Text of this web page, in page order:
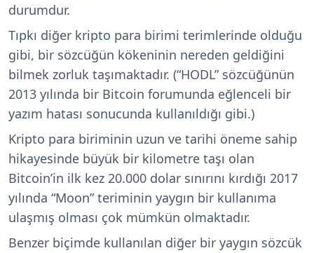
durumdur.
Tıpkı diğer kripto para birimi terimlerinde olduğu
gibi, bir sözcüğün kökeninin nereden geldiğini
bilmek zorluk taşımaktadır. (“HODL” sözcüğünün
2013 yılında bir Bitcoin forumunda eğlenceli bir
yazım hatası sonucunda kullanıldığı gibi.)
Kripto para biriminin uzun ve tarihi öneme sahip
hikayesinde büyük bir kilometre taşı olan
Bitcoin’in ilk kez 20.000 dolar sınırını kırdığı 2017
yılında “Moon” teriminin yaygın bir kullanıma
ulaşmış olması çok mümkün olmaktadır.
Benzer biçimde kullanılan diğer bir yaygın sözcük